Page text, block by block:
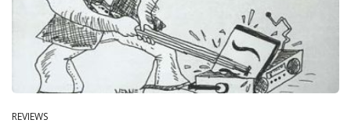
REVIEWS